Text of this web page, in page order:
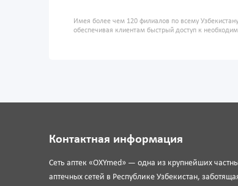
Имея более чем 120 филиалов по всему
обеспечивая клиентам быстрый доступ к
Контактная информация
Сеть аптек «OXYmed» — одна из крупнейших
аптечных сетей в Республике Узбекистан,